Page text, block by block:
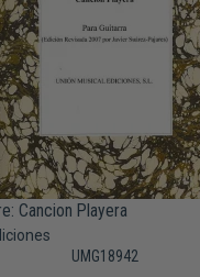
Cancion Playera
UMG18942